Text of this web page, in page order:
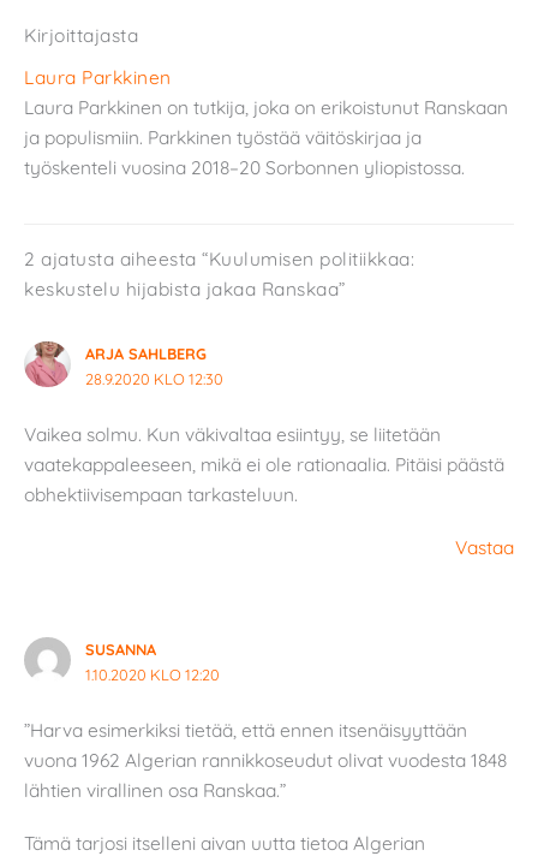
Kirjoittajasta
Laura Parkkinen
Laura Parkkinen on tutkija, joka on erikoistunut Ranskaan
ja populismiin. Parkkinen työstää väitöskirjaa ja
työskenteli vuosina 2018–20 Sorbonnen yliopistossa.
2 ajatusta aiheesta “Kuulumisen politiikkaa:
keskustelu hijabista jakaa Ranskaa”
ARJA SAHLBERG
28.9.2020 KLO 12:30
Vaikea solmu. Kun väkivaltaa esiintyy, se liitetään
vaatekappaleeseen, mikä ei ole rationaalia. Pitäisi päästä
obhektiivisempaan tarkasteluun.
Vastaa
SUSANNA
1.10.2020 KLO 12:20
”Harva esimerkiksi tietää, että ennen itsenäisyyttään
vuona 1962 Algerian rannikkoseudut olivat vuodesta 1848
lähtien virallinen osa Ranskaa.”
Tämä tarjosi itselleni aivan uutta tietoa Algerian